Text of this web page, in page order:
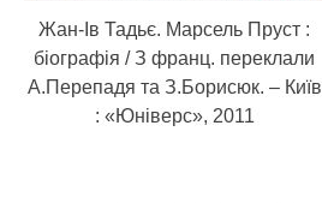
Жан-Ів Тадьє. Марсель Пруст :
біографія / З франц. переклали
А.Перепадя та З.Борисюк. – Київ
: «Юніверс», 2011